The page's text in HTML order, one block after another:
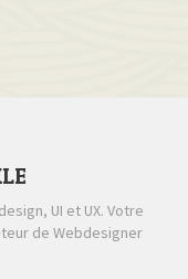
UI et UX. Votre
de Webdesigner